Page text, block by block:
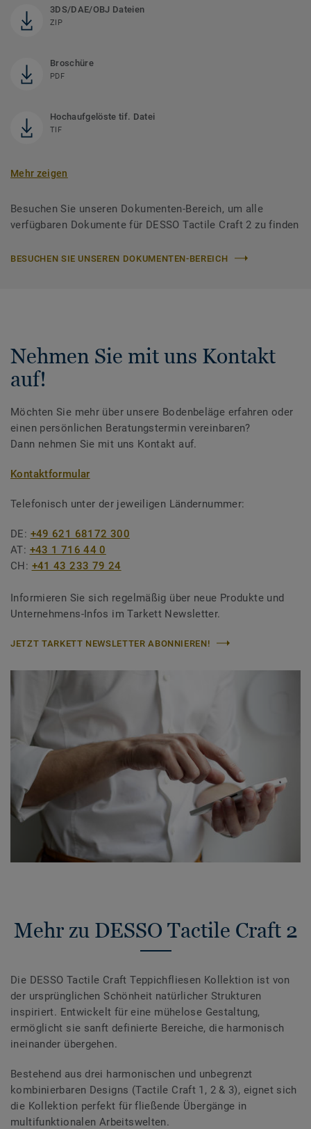
3DS/DAE/OBJ Dateien
ZIP
Broschüre
PDF
Hochaufgelöste tif. Datei
TIF
Mehr zeigen
Besuchen Sie unseren Dokumenten-Bereich, um alle
verfügbaren Dokumente für DESSO Tactile Craft 2 zu finden
BESUCHEN SIE UNSEREN DOKUMENTEN-BEREICH
Nehmen Sie mit uns Kontakt
auf!
Möchten Sie mehr über unsere Bodenbeläge erfahren oder
einen persönlichen Beratungstermin vereinbaren?
Dann nehmen Sie mit uns Kontakt auf.
Kontaktformular
Telefonisch unter der jeweiligen Ländernummer:
DE: +49 621 68172 300
AT: +43 1 716 44 0
CH: +41 43 233 79 24
Informieren Sie sich regelmäßig über neue Produkte und
Unternehmens-Infos im Tarkett Newsletter.
JETZT TARKETT NEWSLETTER ABONNIEREN!
Mehr zu DESSO Tactile Craft 2
Die DESSO Tactile Craft Teppichfliesen Kollektion ist von
der ursprünglichen Schönheit natürlicher Strukturen
inspiriert. Entwickelt für eine mühelose Gestaltung,
ermöglicht sie sanft definierte Bereiche, die harmonisch
ineinander übergehen.
Bestehend aus drei harmonischen und unbegrenzt
kombinierbaren Designs (Tactile Craft 1, 2 & 3), eignet sich
die Kollektion perfekt für fließende Übergänge in
multifunktionalen Arbeitswelten.